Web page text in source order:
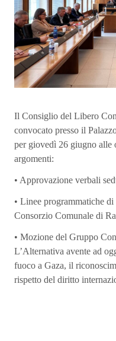
Il Consiglio del Libero
convocato presso il
per giovedì 26 giugno alle
argomenti:
• Approvazione verbali
• Linee programmatiche
Consorzio Comunale di
• Mozione del Gruppo
L’Alternativa avente ad
fuoco a Gaza, il
rispetto del diritto